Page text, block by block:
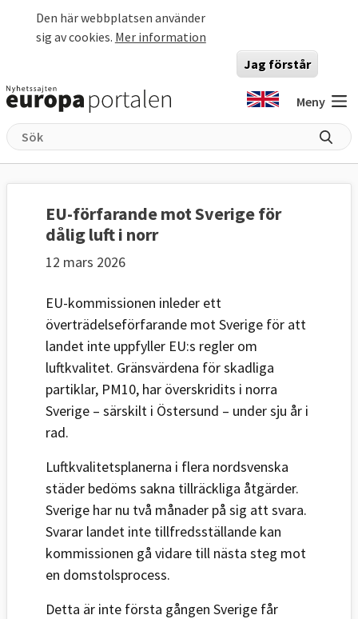
Den här webbplatsen använder
sig av cookies. Mer information
Jag förstår
Meny
EU-förfarande mot Sverige för
dålig luft i norr
12 mars 2026
EU-kommissionen inleder ett
överträdelseförfarande mot Sverige för att
landet inte uppfyller EU:s regler om
luftkvalitet. Gränsvärdena för skadliga
partiklar, PM10, har överskridits i norra
Sverige – särskilt i Östersund – under sju år i
rad.
Luftkvalitetsplanerna i flera nordsvenska
städer bedöms sakna tillräckliga åtgärder.
Sverige har nu två månader på sig att svara.
Svarar landet inte tillfredsställande kan
kommissionen gå vidare till nästa steg mot
en domstolsprocess.
Detta är inte första gången Sverige får